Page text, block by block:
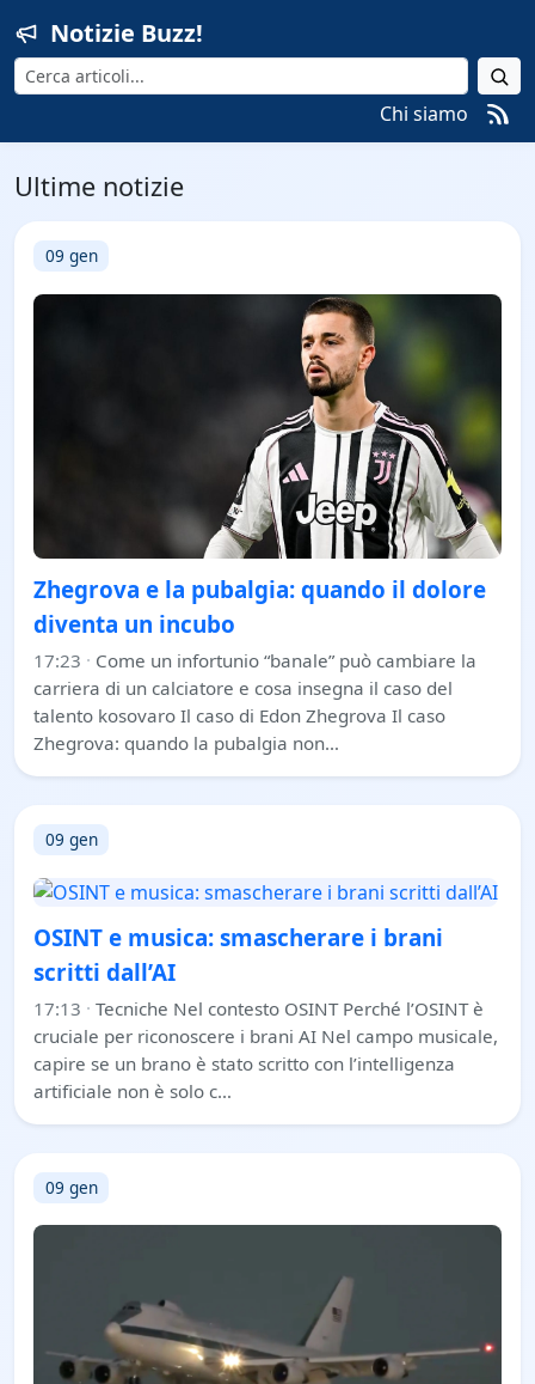
Notizie Buzz!
Cerca
Chi siamo
Ultime notizie
09 gen
Zhegrova e la pubalgia: quando il dolore
diventa un incubo
17:23 · Come un infortunio “banale” può cambiare la
carriera di un calciatore e cosa insegna il caso del
talento kosovaro Il caso di Edon Zhegrova Il caso
Zhegrova: quando la pubalgia non…
09 gen
OSINT e musica: smascherare i brani
scritti dall’AI
17:13 · Tecniche Nel contesto OSINT Perché l’OSINT è
cruciale per riconoscere i brani AI Nel campo musicale,
capire se un brano è stato scritto con l’intelligenza
artificiale non è solo c…
09 gen